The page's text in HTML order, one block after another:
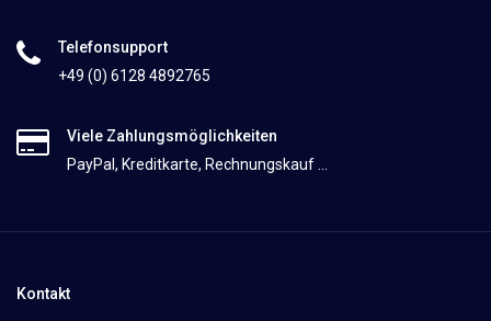
Telefonsupport
+49 (0) 6128 4892765
Viele Zahlungsmöglichkeiten
PayPal, Kreditkarte, Rechnungskauf ...
Kontakt